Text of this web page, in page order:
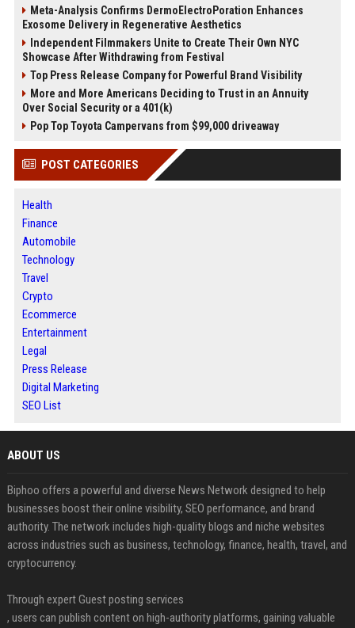
Meta-Analysis Confirms DermoElectroPoration Enhances
Exosome Delivery in Regenerative Aesthetics
Independent Filmmakers Unite to Create Their Own NYC
Showcase After Withdrawing from Festival
Top Press Release Company for Powerful Brand Visibility
More and More Americans Deciding to Trust in an Annuity
Over Social Security or a 401(k)
Pop Top Toyota Campervans from $99,000 driveaway
POST CATEGORIES
Health
Finance
Automobile
Technology
Travel
Crypto
Ecommerce
Entertainment
Legal
Press Release
Digital Marketing
SEO List
ABOUT US
Biphoo offers a powerful and diverse News Network designed to help
businesses boost their online visibility, SEO performance, and brand
authority. The network includes high-quality blogs and niche websites
across industries such as business, technology, finance, health, travel, and
cryptocurrency.
Through expert Guest posting services
, users can publish content on high-authority platforms, gaining valuable